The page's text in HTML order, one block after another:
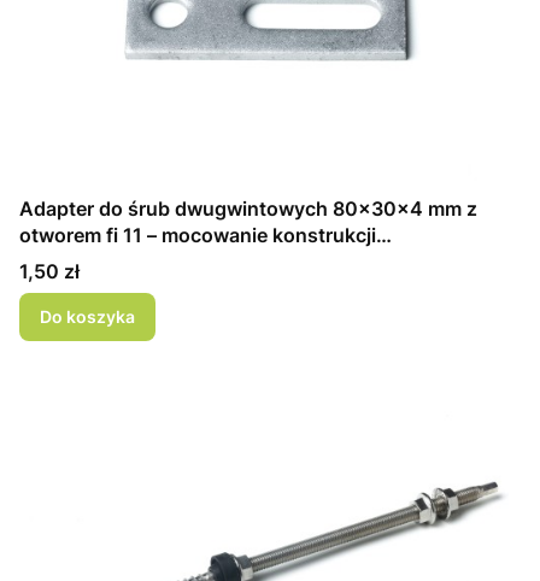
Adapter do śrub dwugwintowych 80x30x4 mm z
otworem fi 11 – mocowanie konstrukcji
fotowoltaicznych
Cena
1,50 zł
Do koszyka